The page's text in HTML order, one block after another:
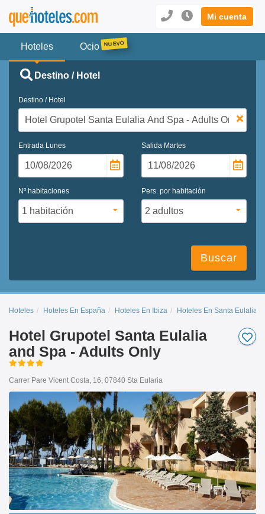
Mi cuenta
Hoteles Ocio
Destino / Hotel
Destino / Hotel
Entrada Lunes Salida Martes
Nº habitaciones Pers. por habitación
Buscar
Hoteles Hoteles En España Hoteles En Ibiza Hoteles En Santa Eulalia
Hotel Grupotel Santa Eulalia
and Spa - Adults Only
Carrer Pare Vicent Costa, 16, 07840 Sta Eularia